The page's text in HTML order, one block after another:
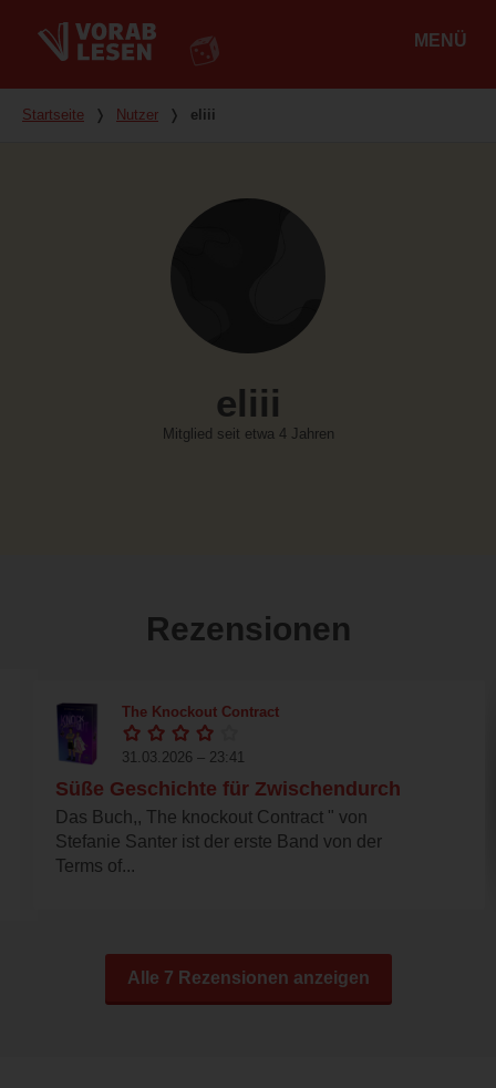
MENÜ
Du bist hier
Startseite ❭ Nutzer ❭ eliii
eliii
Mitglied seit etwa 4 Jahren
Rezensionen
The Knockout Contract
31.03.2026 – 23:41
Süße Geschichte für Zwischendurch
Das Buch,, The knockout Contract " von
Stefanie Santer ist der erste Band von der
Terms of...
Alle 7 Rezensionen anzeigen